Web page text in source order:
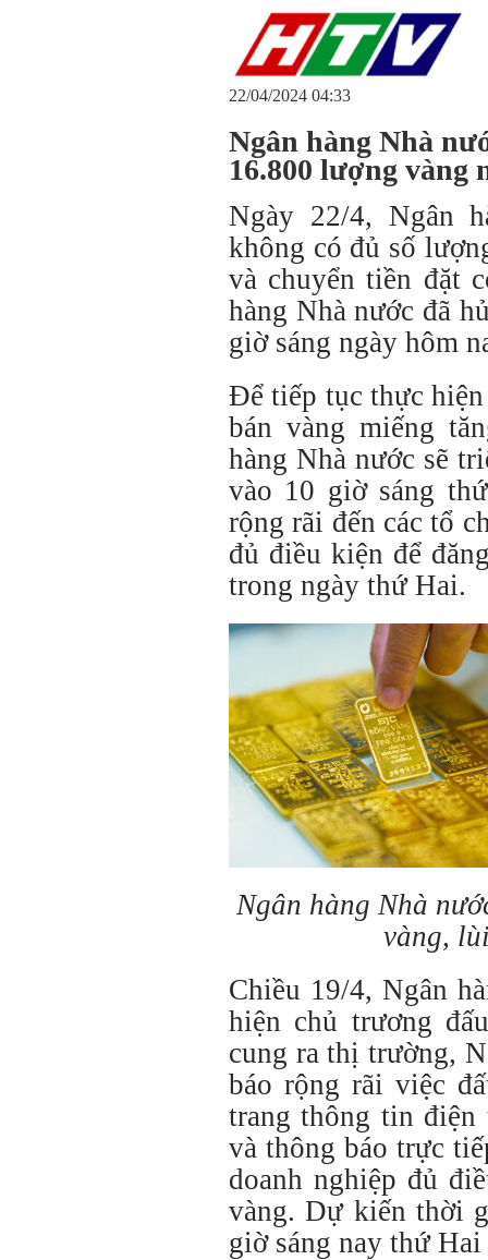
22/04/2024 04:33
Ngân hàng Nhà
16.800 lượng vàng
Ngày 22/4, Ngân
không có đủ số
và chuyển tiền đặt
hàng Nhà nước đã
giờ sáng ngày hôm
Để tiếp tục thực
bán vàng miếng
hàng Nhà nước sẽ
vào 10 giờ sáng
rộng rãi đến các tổ
đủ điều kiện để
trong ngày thứ Hai.
Ngân hàng Nhà
vàng,
Chiều 19/4, Ngân
hiện chủ trương
cung ra thị trường,
báo rộng rãi việc
trang thông tin điện
và thông báo trực
doanh nghiệp đủ
vàng. Dự kiến thời
giờ sáng nay thứ